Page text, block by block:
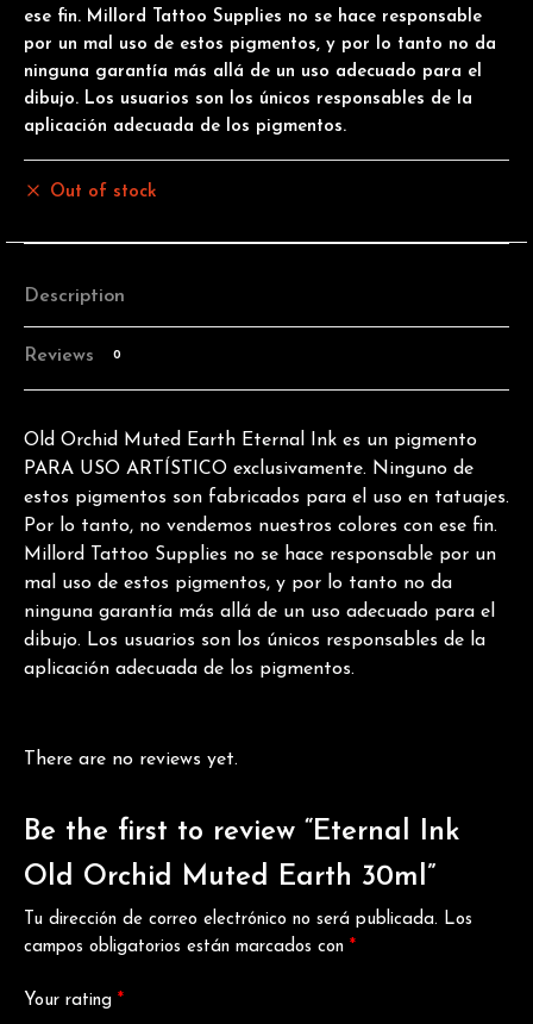
ese fin. Millord Tattoo Supplies no se hace responsable
por un mal uso de estos pigmentos, y por lo tanto no da
ninguna garantía más allá de un uso adecuado para el
dibujo. Los usuarios son los únicos responsables de la
aplicación adecuada de los pigmentos.
Out of stock
Description
Reviews 0
Old Orchid Muted Earth Eternal Ink es un pigmento
PARA USO ARTÍSTICO exclusivamente. Ninguno de
estos pigmentos son fabricados para el uso en tatuajes.
Por lo tanto, no vendemos nuestros colores con ese fin.
Millord Tattoo Supplies no se hace responsable por un
mal uso de estos pigmentos, y por lo tanto no da
ninguna garantía más allá de un uso adecuado para el
dibujo. Los usuarios son los únicos responsables de la
aplicación adecuada de los pigmentos.
There are no reviews yet.
Be the first to review “Eternal Ink
Old Orchid Muted Earth 30ml”
Tu dirección de correo electrónico no será publicada. Los
campos obligatorios están marcados con *
Your rating *